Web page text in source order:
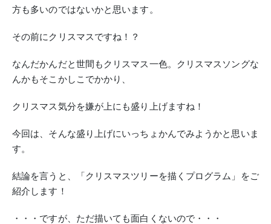
方も多いのではないかと思います。
その前にクリスマスですね！？
なんだかんだと世間もクリスマス一色。クリスマスソングな
んかもそこかしこでかかり、
クリスマス気分を嫌が上にも盛り上げますね！
今回は、そんな盛り上げにいっちょかんでみようかと思いま
す。
結論を言うと、「クリスマスツリーを描くプログラム」をご
紹介します！
・・・ですが、ただ描いても面白くないので・・・